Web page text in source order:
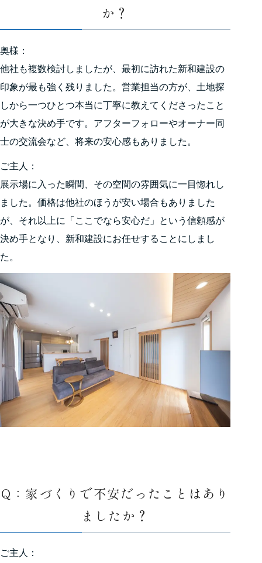
か？
奥様：
他社も複数検討しましたが、最初に訪れた新和建設の
印象が最も強く残りました。営業担当の方が、土地探
しから一つひとつ本当に丁寧に教えてくださったこと
が大きな決め手です。アフターフォローやオーナー同
士の交流会など、将来の安心感もありました。
ご主人：
展示場に入った瞬間、その空間の雰囲気に一目惚れし
ました。価格は他社のほうが安い場合もありました
が、それ以上に「ここでなら安心だ」という信頼感が
決め手となり、新和建設にお任せすることにしまし
た。
Q：家づくりで不安だったことはあり
ましたか？
ご主人：